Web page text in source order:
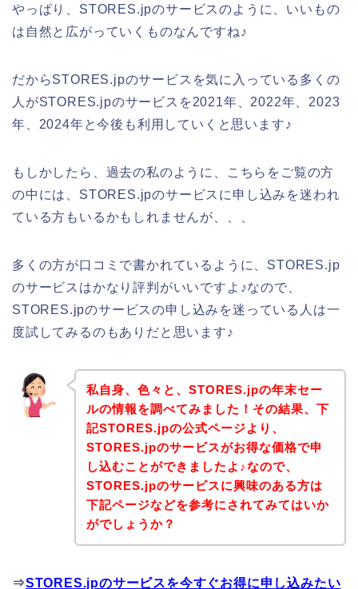
やっぱり、STORES.jpのサービスのように、いいもの
は自然と広がっていくものなんですね♪
だからSTORES.jpのサービスを気に入っている多くの
人がSTORES.jpのサービスを2021年、2022年、2023
年、2024年と今後も利用していくと思います♪
もしかしたら、過去の私のように、こちらをご覧の方
の中には、STORES.jpのサービスに申し込みを迷われ
ている方もいるかもしれませんが、、、
多くの方が口コミで書かれているように、STORES.jp
のサービスはかなり評判がいいですよ♪なので、
STORES.jpのサービスの申し込みを迷っている人は一
度試してみるのもありだと思います♪
私自身、色々と、STORES.jpの年末セー
ルの情報を調べてみました！その結果、下
記STORES.jpの公式ページより、
STORES.jpのサービスがお得な価格で申
し込むことができましたよ♪なので、
STORES.jpのサービスに興味のある方は
下記ページなどを参考にされてみてはいか
がでしょうか？
⇒STORES.jpのサービスを今すぐお得に申し込みたい